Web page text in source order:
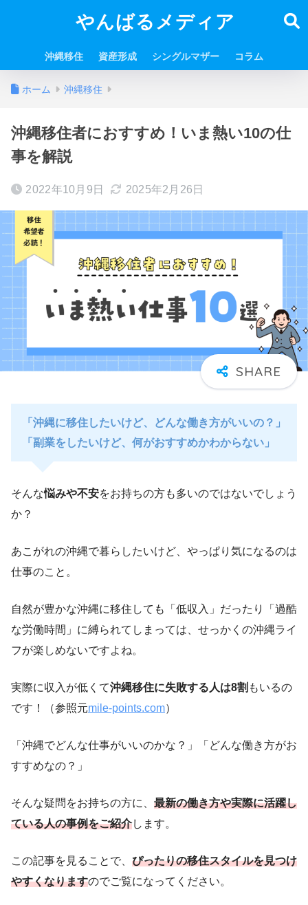
やんばるメディア
沖縄移住 資産形成 シングルマザー コラム
ホーム 沖縄移住
沖縄移住者におすすめ！いま熱い10の仕
事を解説
2022年10月9日 2025年2月26日
「沖縄に移住したいけど、どんな働き方がいいの？」
「副業をしたいけど、何がおすすめかわからない」
そんな悩みや不安をお持ちの方も多いのではないでしょう
か？
あこがれの沖縄で暮らしたいけど、やっぱり気になるのは
仕事のこと。
自然が豊かな沖縄に移住しても「低収入」だったり「過酷
な労働時間」に縛られてしまっては、せっかくの沖縄ライ
フが楽しめないですよね。
実際に収入が低くて沖縄移住に失敗する人は8割 もいるの
です！（参照元mile-points.com）
「沖縄でどんな仕事がいいのかな？」「どんな働き方がお
すすめなの？」
そんな疑問をお持ちの方に、 最新の働き方や実際に活躍し
ている人の事例をご紹介します。
この記事を見ることで、 ぴったりの移住スタイルを見つけ
やすくなりますのでご覧になってください。